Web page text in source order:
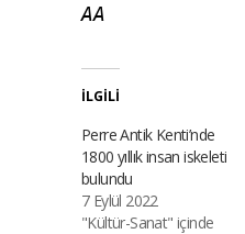
AA
İLGILI
Perre Antik Kenti’nde
1800 yıllık insan iskeleti
bulundu
7 Eylül 2022
"Kültür-Sanat" içinde